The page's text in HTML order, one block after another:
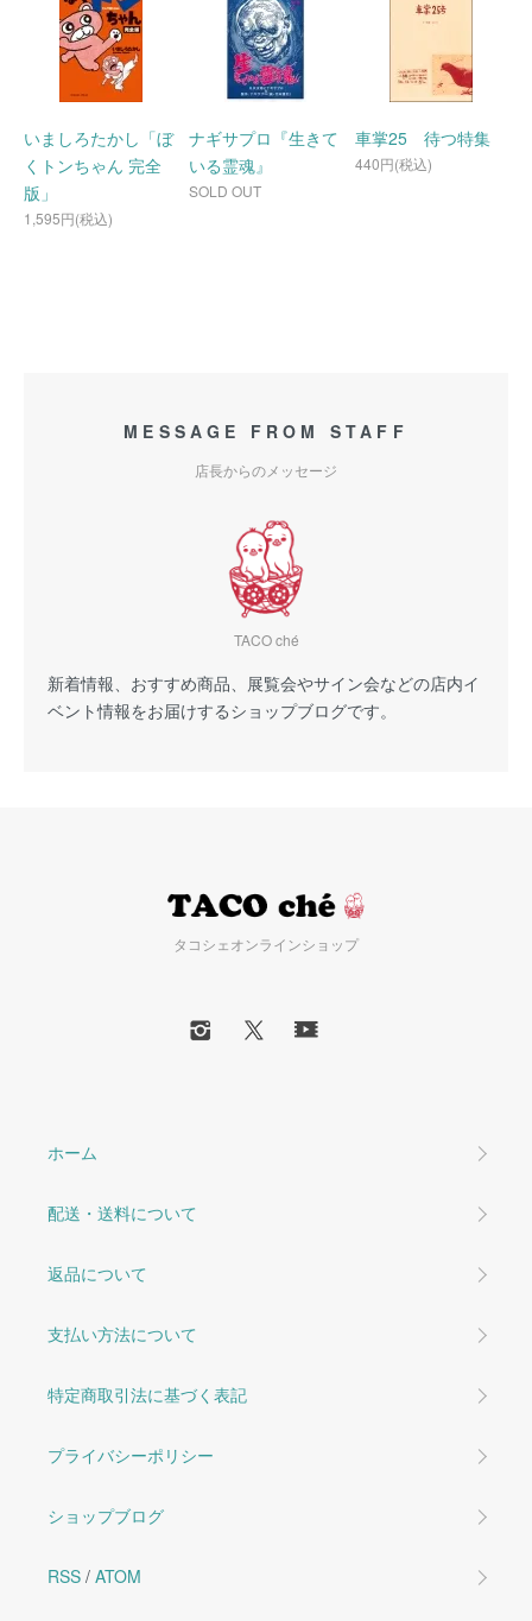
いましろたかし「ぼ
くトンちゃん 完全
版」
1,595円(税込)
ナギサプロ『生きて
いる霊魂』
SOLD OUT
車掌25 待つ特集
440円(税込)
MESSAGE FROM STAFF
店長からのメッセージ
TACO ché
新着情報、おすすめ商品、展覧会やサイン会などの店内イ
ベント情報をお届けするショップブログです。
タコシェオンラインショップ
ホーム
配送・送料について
返品について
支払い方法について
特定商取引法に基づく表記
プライバシーポリシー
ショップブログ
RSS / ATOM